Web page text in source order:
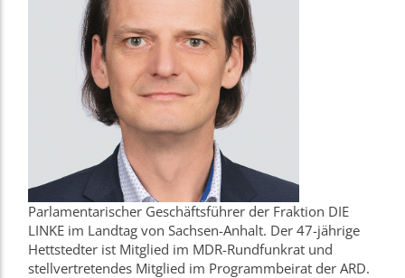
Parlamentarischer Geschäftsführer der Fraktion DIE
LINKE im Landtag von Sachsen-Anhalt. Der 47-jährige
Hettstedter ist Mitglied im MDR-Rundfunkrat und
stellvertretendes Mitglied im Programmbeirat der ARD.